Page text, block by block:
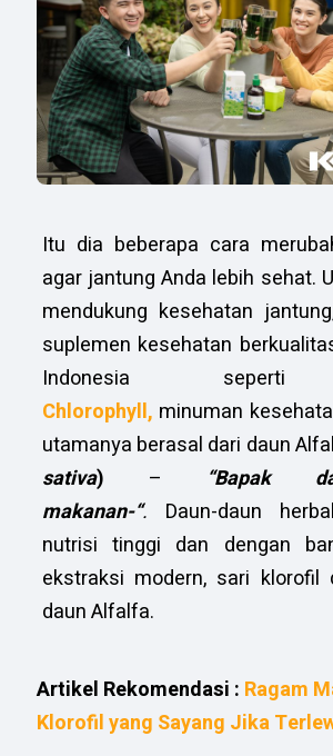
Itu dia beberapa cara
agar jantung Anda lebih sehat.
mendukung kesehatan
suplemen kesehatan
Indonesia
Chlorophyll, minuman
utamanya berasal dari daun
sativa) –
“Bapak
makanan-“. Daun-daun
nutrisi tinggi dan dengan
ekstraksi modern, sari klorofil
daun Alfalfa.
Artikel Rekomendasi : Ragam
Klorofil yang Sayang Jika